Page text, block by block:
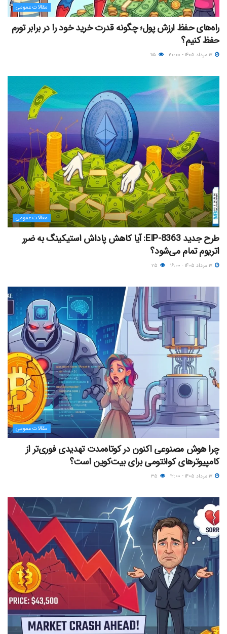
مقالات عمومی
راه‌های حفظ ارزش پول؛ چگونه قدرت خرید خود را در برابر تورم
حفظ کنیم؟
مقالات عمومی
طرح جدید EIP-8363: آیا کاهش پاداش استیکینگ به ضرر
اتریوم تمام می‌شود؟
مقالات عمومی
چرا هوش مصنوعی اکنون در کوتاه‌مدت تهدیدی فوری‌تر از
کامپیوترهای کوانتومی برای بیت‌کوین است؟